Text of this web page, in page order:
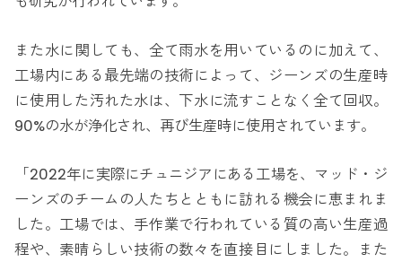
また水に関しても、全て雨水を用いているのに加えて、
工場内にある最先端の技術によって、ジーンズの生産時
に使用した汚れた水は、下水に流すことなく全て回収。
90%の水が浄化され、再び生産時に使用されています。
「2022年に実際にチュニジアにある工場を、マッド・ジ
ーンズのチームの人たちとともに訪れる機会に恵まれま
した。工場では、手作業で行われている質の高い生産過
程や、素晴らしい技術の数々を直接目にしました。また